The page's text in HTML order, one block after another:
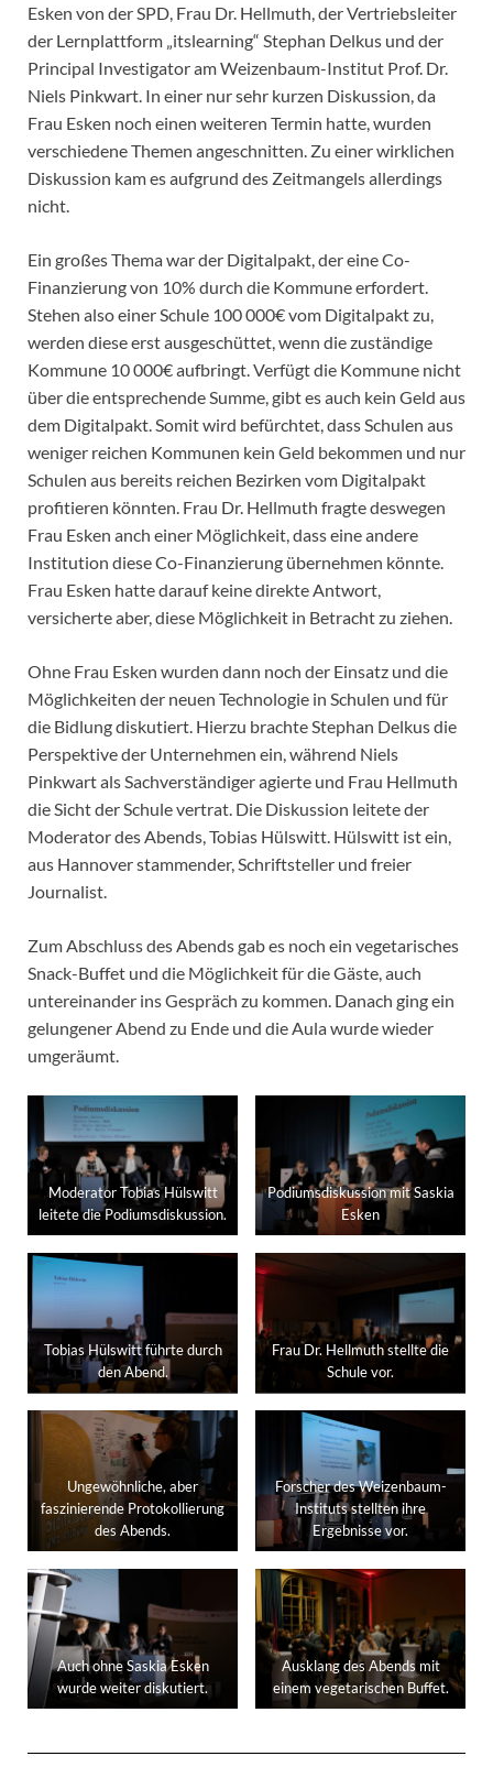
Esken von der SPD, Frau Dr. Hellmuth, der Vertriebsleiter
der Lernplattform „itslearning“ Stephan Delkus und der
Principal Investigator am Weizenbaum-Institut Prof. Dr.
Niels Pinkwart. In einer nur sehr kurzen Diskussion, da
Frau Esken noch einen weiteren Termin hatte, wurden
verschiedene Themen angeschnitten. Zu einer wirklichen
Diskussion kam es aufgrund des Zeitmangels allerdings
nicht.
Ein großes Thema war der Digitalpakt, der eine Co-
Finanzierung von 10% durch die Kommune erfordert.
Stehen also einer Schule 100 000€ vom Digitalpakt zu,
werden diese erst ausgeschüttet, wenn die zuständige
Kommune 10 000€ aufbringt. Verfügt die Kommune nicht
über die entsprechende Summe, gibt es auch kein Geld aus
dem Digitalpakt. Somit wird befürchtet, dass Schulen aus
weniger reichen Kommunen kein Geld bekommen und nur
Schulen aus bereits reichen Bezirken vom Digitalpakt
profitieren könnten. Frau Dr. Hellmuth fragte deswegen
Frau Esken anch einer Möglichkeit, dass eine andere
Institution diese Co-Finanzierung übernehmen könnte.
Frau Esken hatte darauf keine direkte Antwort,
versicherte aber, diese Möglichkeit in Betracht zu ziehen.
Ohne Frau Esken wurden dann noch der Einsatz und die
Möglichkeiten der neuen Technologie in Schulen und für
die Bidlung diskutiert. Hierzu brachte Stephan Delkus die
Perspektive der Unternehmen ein, während Niels
Pinkwart als Sachverständiger agierte und Frau Hellmuth
die Sicht der Schule vertrat. Die Diskussion leitete der
Moderator des Abends, Tobias Hülswitt. Hülswitt ist ein,
aus Hannover stammender, Schriftsteller und freier
Journalist.
Zum Abschluss des Abends gab es noch ein vegetarisches
Snack-Buffet und die Möglichkeit für die Gäste, auch
untereinander ins Gespräch zu kommen. Danach ging ein
gelungener Abend zu Ende und die Aula wurde wieder
umgeräumt.
Moderator Tobias Hülswitt
leitete die Podiumsdiskussion.
Podiumsdiskussion mit Saskia
Esken
Tobias Hülswitt führte durch
den Abend.
Frau Dr. Hellmuth stellte die
Schule vor.
Ungewöhnliche, aber
faszinierende Protokollierung
des Abends.
Forscher des Weizenbaum-
Instituts stellten ihre
Ergebnisse vor.
Auch ohne Saskia Esken
wurde weiter diskutiert.
Ausklang des Abends mit
einem vegetarischen Buffet.